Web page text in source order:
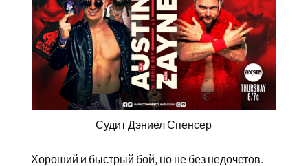
Судит Дэниел Спенсер
Хороший и быстрый бой, но не без недочетов.